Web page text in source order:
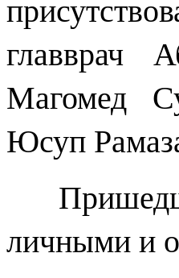
главврач
Магомед
Юсуп
личными и